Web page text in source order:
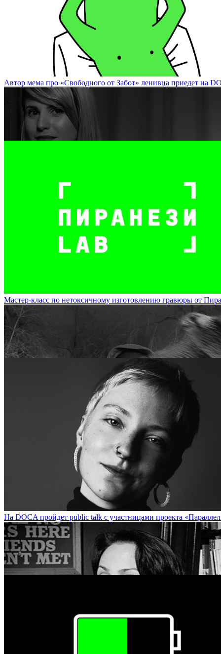
Известный художник Валерий Чтак представит экспозицию
Автор мема про «Свободного от Забот» ленивца приедет на
Художник Маша Иванова представит на DOCA экспозицию
Мастер-класс по нетоксичному изготовлению гравюры от
Стрит-арт-художник Udmurt (Екатеринбург) представит
На DOCA пройдет public talk с участницами проекта